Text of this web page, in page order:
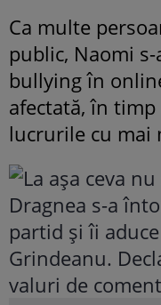
Ca multe
public, Naomi
bullying în
afectată, în
lucrurile cu mai